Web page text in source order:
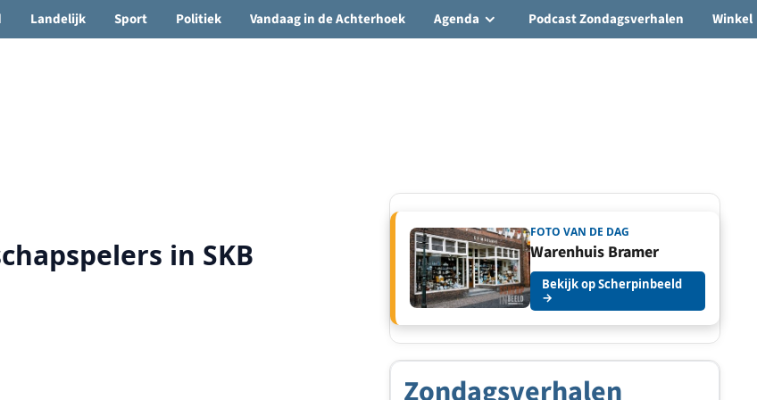
🌤️ Groenlo:14°C • Vandaag 12° / 21°
Landelijk Sport Politiek Vandaag in de Achterhoek Agenda Podcast Zondagsverhalen Winkel
in SKB
FOTO VAN DE DAG
Warenhuis Bramer
Bekijk op Scherpinbeeld
→